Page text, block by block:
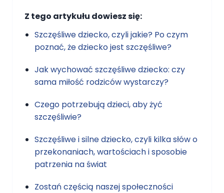
Z tego artykułu dowiesz się:
Szczęśliwe dziecko, czyli jakie? Po czym
poznać, że dziecko jest szczęśliwe?
Jak wychować szczęśliwe dziecko: czy
sama miłość rodziców wystarczy?
Czego potrzebują dzieci, aby żyć
szczęśliwie?
Szczęśliwe i silne dziecko, czyli kilka słów o
przekonaniach, wartościach i sposobie
patrzenia na świat
Zostań częścią naszej społeczności